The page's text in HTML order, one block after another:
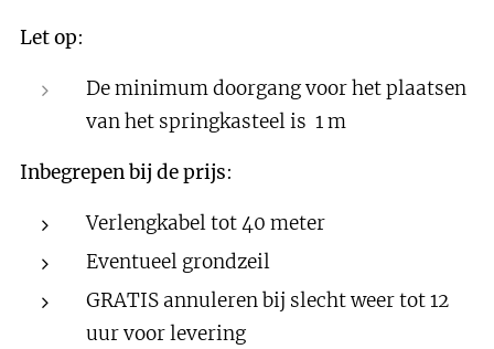
Let op:
De minimum doorgang voor het plaatsen
van het springkasteel is 1 m
Inbegrepen bij de prijs:
Verlengkabel tot 40 meter
Eventueel grondzeil
GRATIS annuleren bij slecht weer tot 12
uur voor levering